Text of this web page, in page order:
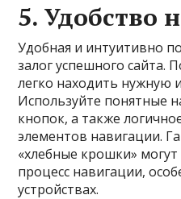
5.Удобство
Удобная и интуитивно
залог успешного сайта.
легко находить нужную
Используйте понятные
кнопок, а также
элементов навигации.
«хлебные крошки»
процесс навигации,
устройствах.